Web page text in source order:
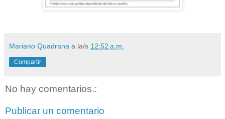
Mariano Quadrana a la/s 12:52 a.m.
Compartir
No hay comentarios.:
Publicar un comentario